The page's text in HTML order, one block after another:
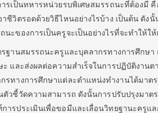
ารเป็นทหารหน่วยรบพิเศษสมรรถนะที่ต้องมี
าชีวิตรอดด้วยวิธีไหนอย่างไรบ้าง เป็นต้น ดัง
นะของการเป็นครูจะเป็นอย่างไรที่จะทำให้ใ
รฐานสมรรถนะครูและบุคลากรทางการศึกษ
ะ และส่งผลต่อความสำเร็จในการปฏิบัติงาน
รทางการศึกษาแต่ละตำแหน่งทำงานได้มาต
ตัวชี้วัดความสามารถ ดังนั้นการปรับปรุงมา
ารประเมินเพื่อขอมีและเลื่อนวิทยฐานะครูแ